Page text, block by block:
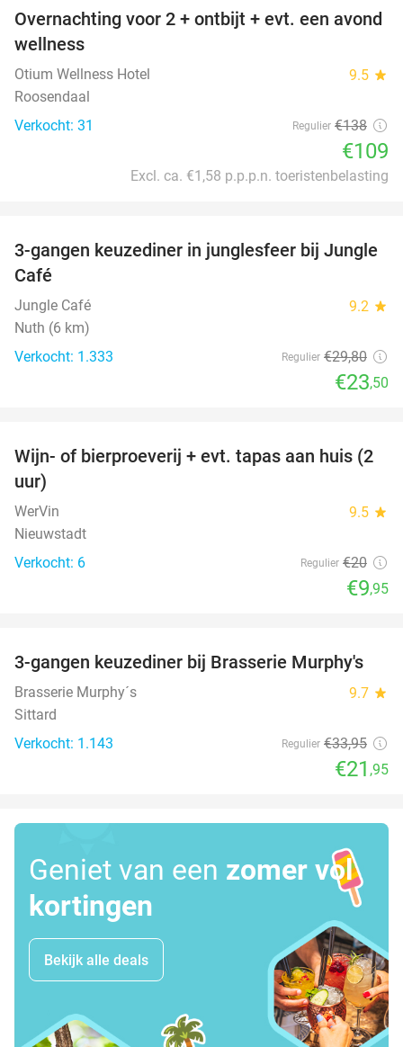
21%
Overnachting voor 2 + ontbijt + evt. een avond
wellness
Otium Wellness Hotel 9.5 star
Roosendaal
Verkocht: 31
Regulier €138
€109
Excl. ca. €1,58 p.p.p.n. toeristenbelasting
21%
3-gangen keuzediner in junglesfeer bij Jungle
Café
Jungle Café 9.2 star
Nuth (6 km)
Verkocht: 1.333
Regulier €29,80
€23,50
50%
Wijn- of bierproeverij + evt. tapas aan huis (2
uur)
WerVin 9.5 star
Nieuwstadt
Verkocht: 6
Regulier €20
€9,95
35%
3-gangen keuzediner bij Brasserie Murphy's
Brasserie Murphy´s 9.7 star
Sittard
Verkocht: 1.143
Regulier €33,95
€21 ,95
Geniet van een zomer vol
kortingen
Bekijk alle deals